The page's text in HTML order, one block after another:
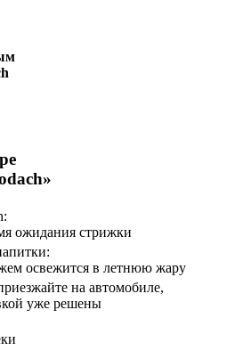
ожидания стрижки
освежится в летнюю жару
на автомобиле,
уже решены